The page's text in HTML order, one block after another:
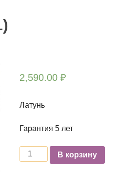
2,590.00₽
Латунь
Гарантия 5 лет
КоличествоВ корзину